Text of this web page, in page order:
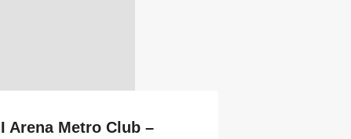
I Arena Metro Club –